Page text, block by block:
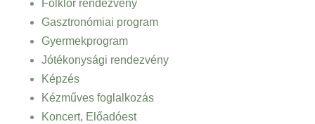
Folklór rendezvény
Gasztronómiai program
Gyermekprogram
Jótékonysági rendezvény
Képzés
Kézműves foglalkozás
Koncert, Előadóest